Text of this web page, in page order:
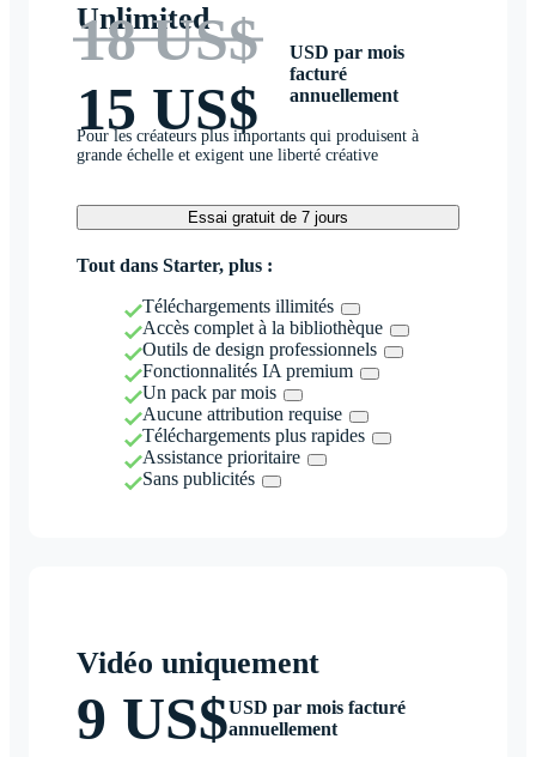
Unlimited
18 US$
15 US$
USD par mois
facturé
annuellement
Pour les créateurs plus importants qui produisent à
grande échelle et exigent une liberté créative
Essai gratuit de 7 jours
Tout dans Starter, plus :
Téléchargements illimités
Accès complet à la bibliothèque
Outils de design professionnels
Fonctionnalités IA premium
Un pack par mois
Aucune attribution requise
Téléchargements plus rapides
Assistance prioritaire
Sans publicités
Vidéo uniquement
9 US$USD par mois facturé
annuellement